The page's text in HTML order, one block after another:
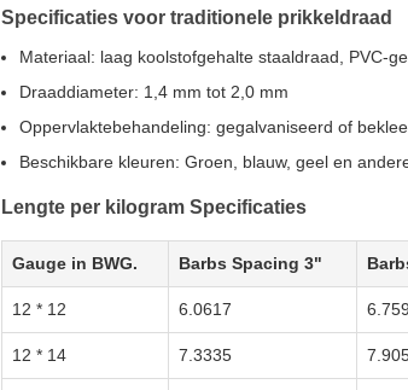
Specificaties voor traditionele prikkeldraad
Materiaal: laag koolstofgehalte staaldraad, PVC-
Draaddiameter: 1,4 mm tot 2,0 mm
Oppervlaktebehandeling: gegalvaniseerd of
Beschikbare kleuren: Groen, blauw, geel en
Lengte per kilogram Specificaties
Gauge in BWG. Barbs Spacing 3"
12 * 12 6.0617
12 * 14 7.3335